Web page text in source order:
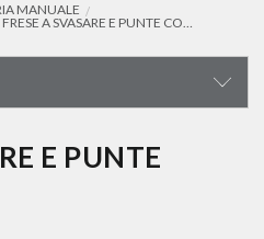
MANUALE
FRESE A SVASARE E PUNTE CONICHE
E PUNTE